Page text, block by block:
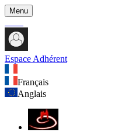
Menu
Espace Adhérent
Français
Anglais